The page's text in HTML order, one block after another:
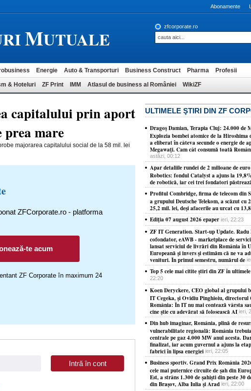
Abonamente
MUTUALE
zfcorporate.ro
Energie Auto & Transporturi Business Construct Pharma Profesii
& Hoteluri ZF Print IMM Atlasul de business al României WikiZF
capitalului prin aport
mare
majorarea capitalului social de la 58 mil. lei
ZFCorporate.ro - platforma
te acum
ZF Corporate în maximum 24
ULTIMELE ŞTIRI DIN ZF
Dragoş Damian, Terapia Cluj: 24.000 de
Explozia bombei atomice de la Hiroshima
a eliberat în câteva secunde o energie de
Megawaţi. Cam cât consumă toată
astăzi, 00:12
Apar detaliile rundei de 2 milioane de
Robotics: fondul Catalyst a ajuns la
de robotică, iar cei trei fondatori
Profitul Combridge, firma de telecom din
a grupului Deutsche Telekom, a scăzut cu
25,2 mil. lei, deşi afacerile au urcat cu
Ediţia 07 august 2026 epaper ieri, 22:23
ZF IT Generation. Start-up Update. Radu
cofondator, eAWB - marketplace de
lansat serviciul de livrări din România în
Europeană şi invers şi estimăm că ne va
venituri. În primul semestru, numărul de
Top 5 cele mai citite ştiri din ZF în
22:20
Koen Deryckere, CEO global al grupului
IT Cegeka, şi Ovidiu Pinghioiu, directorul
România: În IT nu mai contează vârsta
cine ştie cu adevărat să folosească AI ieri,
Din hub imaginar, România, plină de
vulnerabilitate regională: România
centrale pe gaz 4.000 MW anul acesta.
finalizat, iar acum guvernul a ajuns la
fabrici în lipsa energiei ieri, 22:05
Business sportiv. Grand Prix România
cele mai puternice circuite de şah din
Est, a strâns 1.300 de şahişti din peste 30
din Braşov, Alba Iulia şi Arad ieri, 22:00